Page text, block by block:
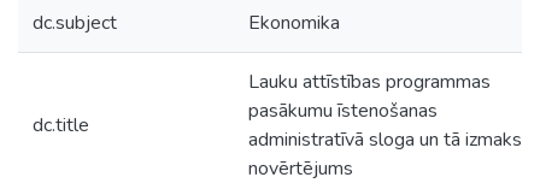
dc.subject Ekonomika
dc.title
Lauku attīstības programmas
pasākumu īstenošanas
administratīvā sloga un tā izmaksu
novērtējums